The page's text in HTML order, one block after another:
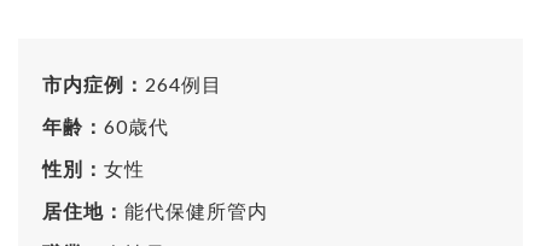
市内症例： 264例目
年齢： 60歳代
性別： 女性
居住地： 能代保健所管内